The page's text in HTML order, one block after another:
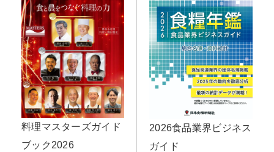
料理マスターズガイド
ブック2026
2026食品業界ビジネス
ガイド